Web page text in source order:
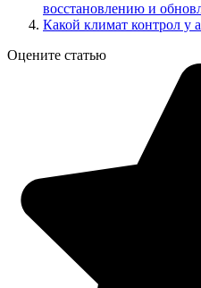
восстановлению и
Какой климат контрол у
Оцените статью